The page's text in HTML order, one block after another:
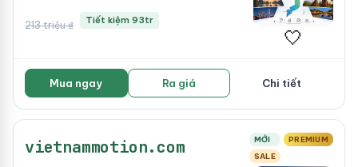
213 triệu ₫ Tiết kiệm 93tr
🤍
Mua ngay Ra giá Chi tiết
vietnammotion.com MỚI
PREMIUM
SALE